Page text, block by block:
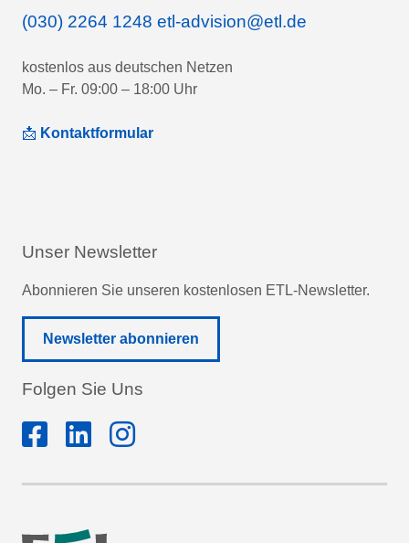
(030) 2264 1248 etl-advision@etl.de
kostenlos aus deutschen Netzen
Mo. – Fr. 09:00 – 18:00 Uhr
📩 Kontaktformular
Unser Newsletter
Abonnieren Sie unseren kostenlosen ETL-Newsletter.
Newsletter abonnieren
Folgen Sie Uns